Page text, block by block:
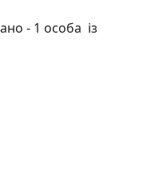
- 1 особа із